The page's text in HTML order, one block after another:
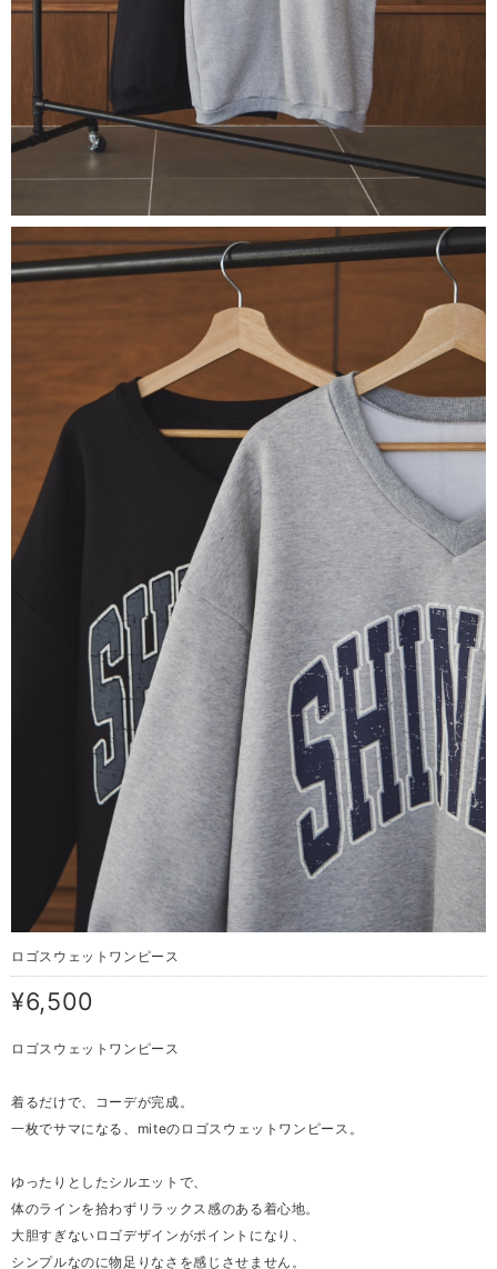
ロゴスウェットワンピース
¥6,500
ロゴスウェットワンピース
着るだけで、コーデが完成。
一枚でサマになる、miteのロゴスウェットワンピース。
ゆったりとしたシルエットで、
体のラインを拾わずリラックス感のある着心地。
大胆すぎないロゴデザインがポイントになり、
シンプルなのに物足りなさを感じさせません。